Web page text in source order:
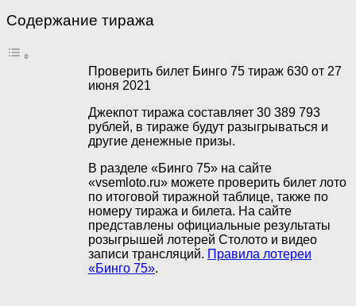
Содержание тиража
Проверить билет Бинго 75 тираж 630 от 27
июня 2021
Джекпот тиража составляет 30 389 793
рублей, в тираже будут разыгрываться и
другие денежные призы.
В разделе «Бинго 75» на сайте
«vsemloto.ru» можете проверить билет лото
по итоговой тиражной таблице, также по
номеру тиража и билета. На сайте
представлены официальные результаты
розыгрышей лотерей Столото и видео
записи трансляций. Правила лотереи
«Бинго 75».